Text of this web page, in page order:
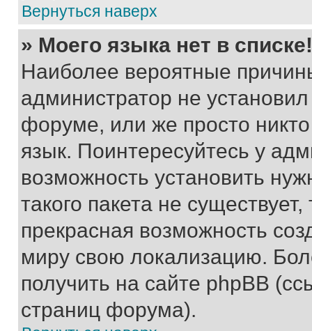
Вернуться наверх
» Моего языка нет в списке!
Наиболее вероятные
администратор не
форуме, или же просто
язык. Поинтересуйтесь у
возможность установить
такого пакета не
прекрасная возможность
миру свою локализацию.
получить на сайте phpBB
страниц форума).